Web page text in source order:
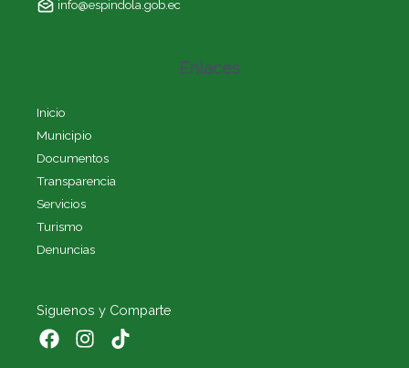
info@espindola.gob.ec
Enlaces
Inicio
Municipio
Documentos
Transparencia
Servicios
Turismo
Denuncias
Siguenos y Comparte